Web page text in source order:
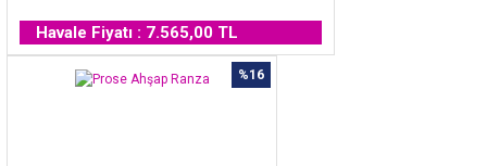
Havale Fiyatı : 7.565,00 TL
%16